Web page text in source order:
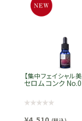
【集中フェイシャル
セロム コンク